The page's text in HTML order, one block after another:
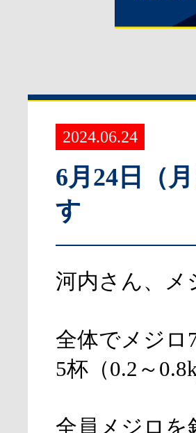
2024.06.24
6月24日（
す
河内さん、メ
全体でメジロ
5杯（0.2～
全員メジロを